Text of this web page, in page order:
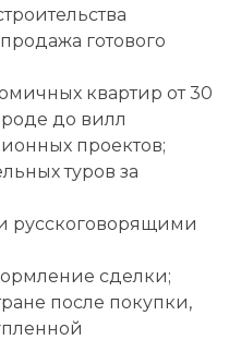
готового
квартир от 30
до вилл
проектов;
туров за
русскоговорящими
сделки;
после покупки,